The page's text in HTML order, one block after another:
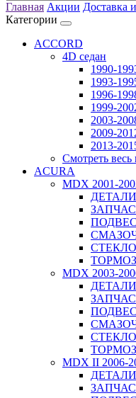
Главная Акции Доставка
Категории
ACCORD
4D седан
1990-
1993-
1996-
1999-
2003-
2009-
2013-
Смотреть весь
ACURA
MDX 2001-
MDX 2003-
MDX II 2006-